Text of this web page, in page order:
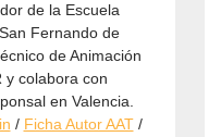
de la Escuela
Fernando de
de Animación
y colabora con
en Valencia.
/ Ficha Autor AAT/